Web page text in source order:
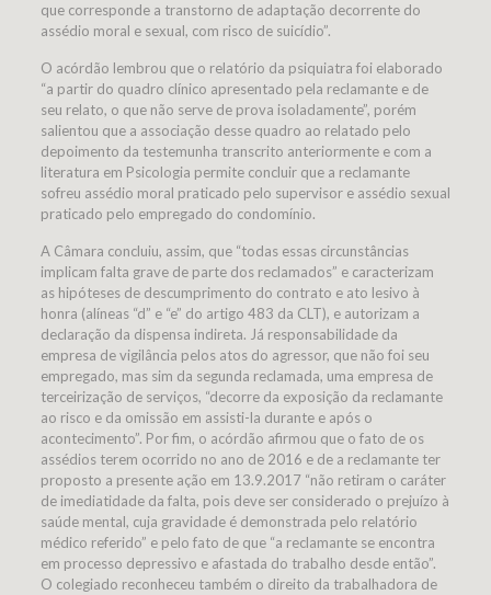
que corresponde a transtorno de adaptação decorrente do
assédio moral e sexual, com risco de suicídio”.
O acórdão lembrou que o relatório da psiquiatra foi elaborado
“a partir do quadro clínico apresentado pela reclamante e de
seu relato, o que não serve de prova isoladamente”, porém
salientou que a associação desse quadro ao relatado pelo
depoimento da testemunha transcrito anteriormente e com a
literatura em Psicologia permite concluir que a reclamante
sofreu assédio moral praticado pelo supervisor e assédio sexual
praticado pelo empregado do condomínio.
A Câmara concluiu, assim, que “todas essas circunstâncias
implicam falta grave de parte dos reclamados” e caracterizam
as hipóteses de descumprimento do contrato e ato lesivo à
honra (alíneas “d” e “e” do artigo 483 da CLT), e autorizam a
declaração da dispensa indireta. Já responsabilidade da
empresa de vigilância pelos atos do agressor, que não foi seu
empregado, mas sim da segunda reclamada, uma empresa de
terceirização de serviços, “decorre da exposição da reclamante
ao risco e da omissão em assisti-la durante e após o
acontecimento”. Por fim, o acórdão afirmou que o fato de os
assédios terem ocorrido no ano de 2016 e de a reclamante ter
proposto a presente ação em 13.9.2017 “não retiram o caráter
de imediatidade da falta, pois deve ser considerado o prejuízo à
saúde mental, cuja gravidade é demonstrada pelo relatório
médico referido” e pelo fato de que “a reclamante se encontra
em processo depressivo e afastada do trabalho desde então”.
O colegiado reconheceu também o direito da trabalhadora de